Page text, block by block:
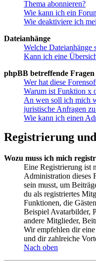
Thema abonnieren?
Wie kann ich ein
Wie deaktiviere ich
Dateianhänge
Welche Dateianhänge
Kann ich eine
phpBB betreffende Fragen
Wer hat diese
Warum ist Funktion x
An wen soll ich mich
juristische Anfragen
Wie kann ich einen
Registrierung
Wozu muss ich mich
Eine Registrierung ist
Administration dieses
sein musst, um
du als registriertes
Funktionen, die
Beispiel Avatarbilder,
andere Mitglieder,
Wir empfehlen dir
und dir zahlreiche
Nach oben